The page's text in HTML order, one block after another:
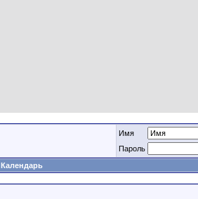
Имя
Пароль
Календарь